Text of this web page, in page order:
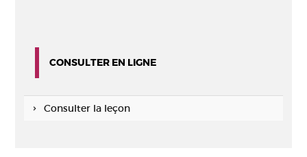
CONSULTER EN LIGNE
Consulter la leçon